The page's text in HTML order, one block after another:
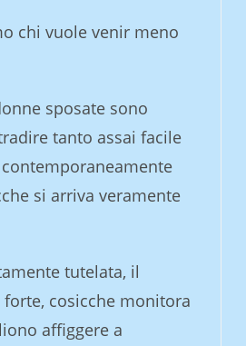
chi vuole venir meno
sposate sono
tanto assai facile
si arriva veramente
tutelata, il
forte, cosicche monitora
affiggere a